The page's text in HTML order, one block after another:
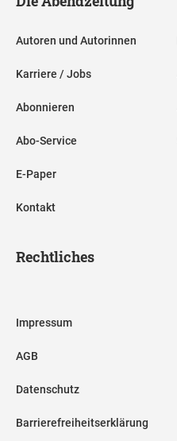
Autoren und Autorinnen
Karriere / Jobs
Abonnieren
Abo-Service
E-Paper
Kontakt
Rechtliches
Impressum
AGB
Datenschutz
Barrierefreiheitserklärung